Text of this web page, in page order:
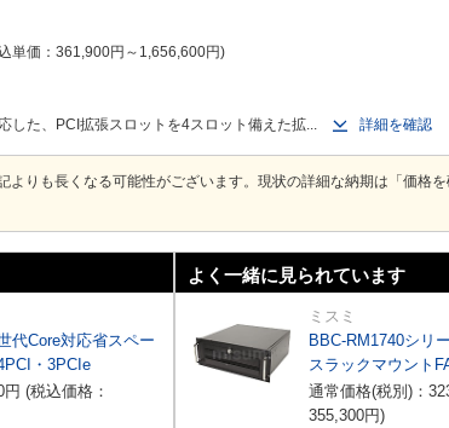
単価 361,900円 ～ 1,656,600円
した、PCI拡張スロットを4スロット備えた拡... 詳細を確認
よりも長くなる可能性がございます。現状の詳細な納期は「価格
代Core対応省スペー
・3PCIe
円 (税込価格：
よく一緒に見られています
ミスミ
BBC-RM1740シリ
スラックマウント
通常価格(税別)：
355,300円)